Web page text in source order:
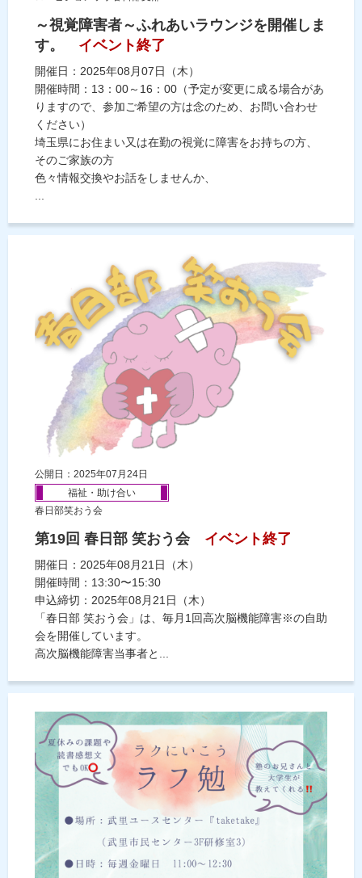
～視覚障害者～ふれあいラウンジを開催しま
す。
イベント終了
開催日：2025年08月07日（木）
開催時間：13：00～16：00（予定が変更に成る場合があ
りますので、参加ご希望の方は念のため、お問い合わせ
ください）
埼玉県にお住まい又は在勤の視覚に障害をお持ちの方、
そのご家族の方
色々情報交換やお話をしませんか、
公開日：2025年07月24日
福祉・助け合い
春日部笑おう会
第19回 春日部 笑おう会 イベント終了
開催日：2025年08月21日（木）
開催時間：13:30〜15:30
申込締切：2025年08月21日（木）
「春日部 笑おう会」は、毎月1回高次脳機能障害※の自助
会を開催しています。
高次脳機能障害当事者と...